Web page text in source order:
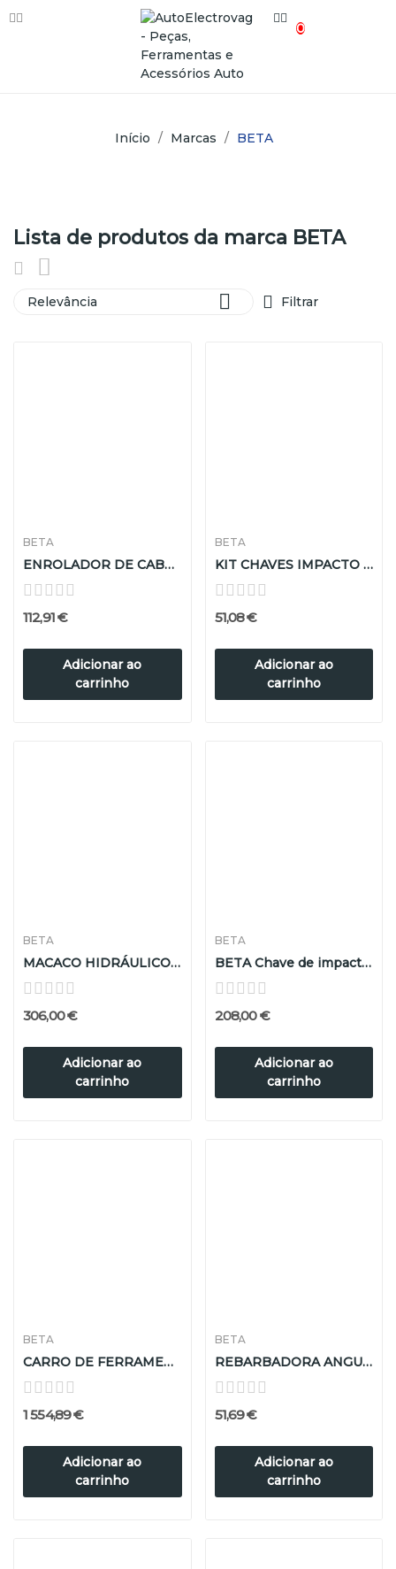
0
Início Marcas BETA
Lista de produtos da marca BETA
Relevância  Filtrar
BETA
ENROLADOR DE CABO 18440104
112,91 €
Adicionar ao
carrinho
BETA
KIT CHAVES IMPACTO P/PORCAS PINÇAS TRAVÃO
51,08 €
Adicionar ao
carrinho
BETA
MACACO HIDRÁULICO 3T 3033E/3T
306,00 €
Adicionar ao
carrinho
BETA
BETA Chave de impacto reversível em material...
208,00 €
Adicionar ao
carrinho
BETA
CARRO DE FERRAMENTA 2400S 07/E-M C/7
1 554,89 €
Adicionar ao
carrinho
BETA
REBARBADORA ANGULAR D 115-750W
51,69 €
Adicionar ao
carrinho